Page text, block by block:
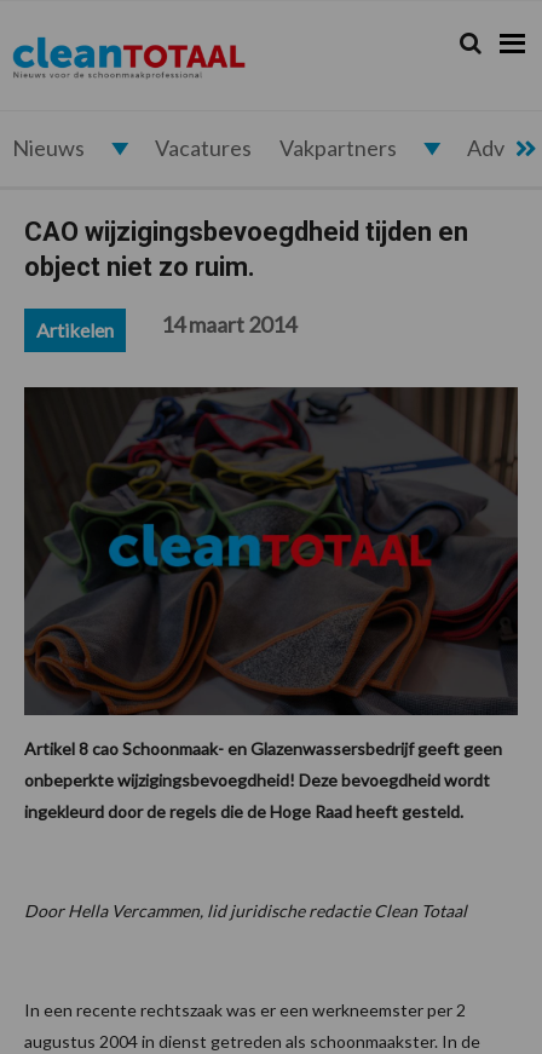
de
hoofdnavigatie
de
hoofd
de
eerste
de
voettekst
Cleantotaal.nl
Het
laatste
voor
schoonmaak
Zoeken...
Zoek
Nieuws Vacatures Vakpartners
CAO wijzigingsbevoegdheid tijden en
object niet zo ruim.
Artikelen 14 maart 2014
Artikel 8 cao Schoonmaak- en Glazenwassersbedrijf geeft geen
onbeperkte wijzigingsbevoegdheid! Deze bevoegdheid wordt
ingekleurd door de regels die de Hoge Raad heeft gesteld.
Door Hella Vercammen, lid juridische redactie Clean Totaal
In een recente rechtszaak was er een werkneemster per 2
augustus 2004 in dienst getreden als schoonmaakster. In de